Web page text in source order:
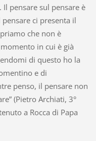
Il pensare sul pensare è
ci presenta il
che non è
in cui è già
di questo ho la
e di
penso, il pensare non
(Pietro Archiati, 3°
a Rocca di Papa